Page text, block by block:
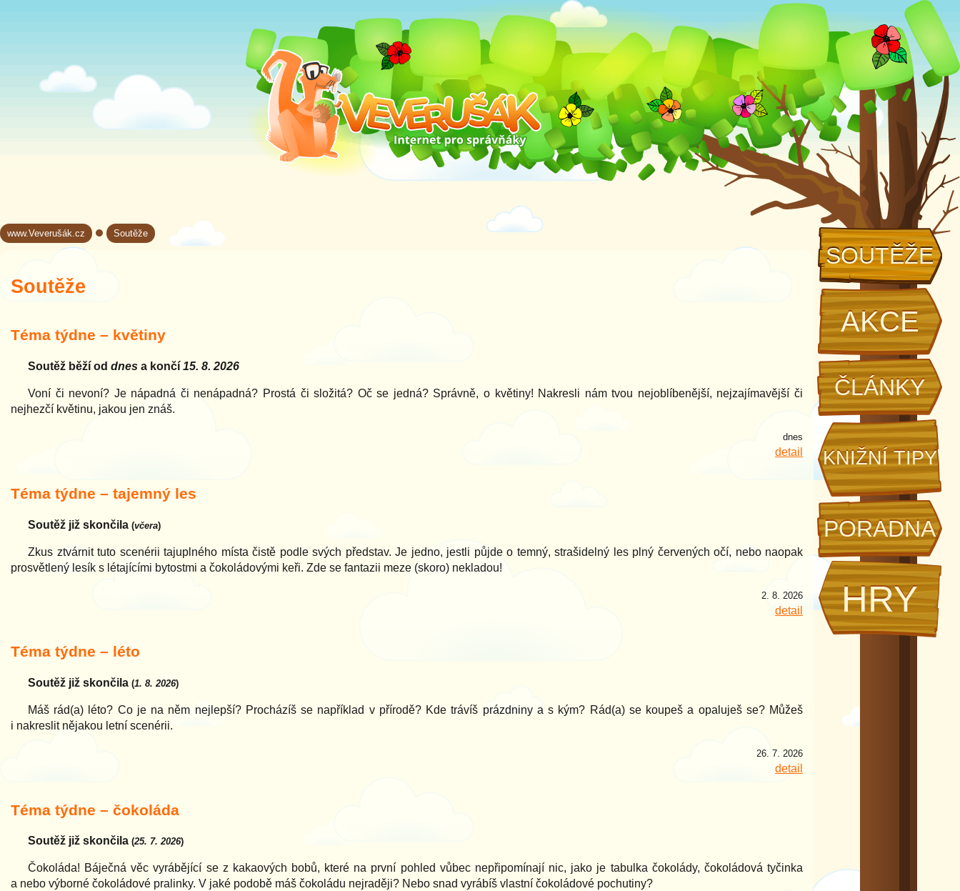
SOUTĚŽE
AKCE
ČLÁNKY
KNIŽNÍ TIPY
PORADNA
HRY
www.Veverušák.cz→ Soutěže
Soutěže
Téma týdne – květiny
Soutěž běží od dnes a končí 15. 8. 2026
Voní či nevoní? Je nápadná či nenápadná? Prostá či složitá? Oč se jedná? Správně, o květiny! Nakresli nám tvou nejoblíbenější, nejzajímavější či
nejhezčí květinu, jakou jen znáš.
dnes
detail
Téma týdne – tajemný les
Soutěž již skončila (včera)
Zkus ztvárnit tuto scenérii tajuplného místa čistě podle svých představ. Je jedno, jestli půjde o temný, strašidelný les plný červených očí, nebo naopak
prosvětlený lesík s létajícími bytostmi a čokoládovými keři. Zde se fantazii meze (skoro) nekladou!
2. 8. 2026
detail
Téma týdne – léto
Soutěž již skončila (1. 8. 2026)
Máš rád(a) léto? Co je na něm nejlepší? Procházíš se například v přírodě? Kde trávíš prázdniny a s kým? Rád(a) se koupeš a opaluješ se? Můžeš
i nakreslit nějakou letní scenérii.
26. 7. 2026
detail
Téma týdne – čokoláda
Soutěž již skončila (25. 7. 2026)
Čokoláda! Báječná věc vyrábějící se z kakaových bobů, které na první pohled vůbec nepřipomínají nic, jako je tabulka čokolády, čokoládová tyčinka
a nebo výborné čokoládové pralinky. V jaké podobě máš čokoládu nejraději? Nebo snad vyrábíš vlastní čokoládové pochutiny?